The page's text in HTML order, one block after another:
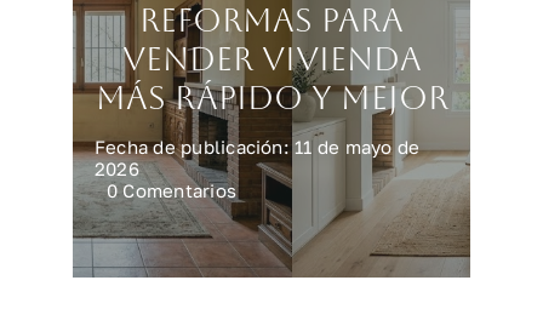
Reformas para
vender vivienda
más rápido y mejor
Fecha de publicación: 11 de mayo de
2026
0 Comentarioson
Reformas
para
vender
vivienda